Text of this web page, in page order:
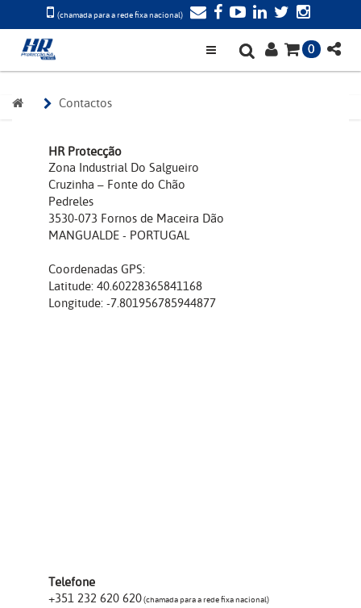
(chamada para a rede fixa nacional)
0
Contactos
HR Protecção
Zona Industrial Do Salgueiro
Cruzinha – Fonte do Chão
Pedreles
3530-073 Fornos de Maceira Dão
MANGUALDE - PORTUGAL
Coordenadas GPS:
Latitude: 40.60228365841168
Longitude: -7.801956785944877
Telefone
+351 232 620 620(chamada para a rede fixa nacional)